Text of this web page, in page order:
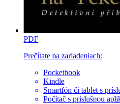
PDF
Prečítate na zariadeniach:
Pocketbook
Kindle
Smartfón či tablet s
Počítač s príslušnou